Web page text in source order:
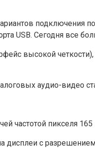
подключения
USB. Сегодня все
высокой
аудио-видео
частотой пикселя
с